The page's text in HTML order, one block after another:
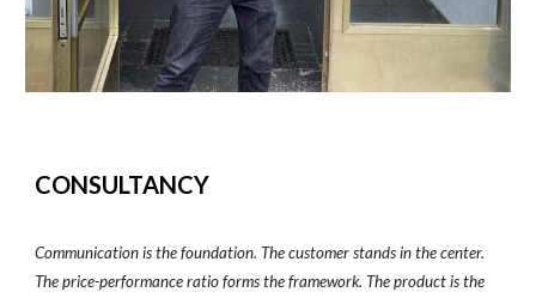
CONSULTANCY
Communication is the foundation. The customer stands in the center.
The price-performance ratio forms the framework. The product is the